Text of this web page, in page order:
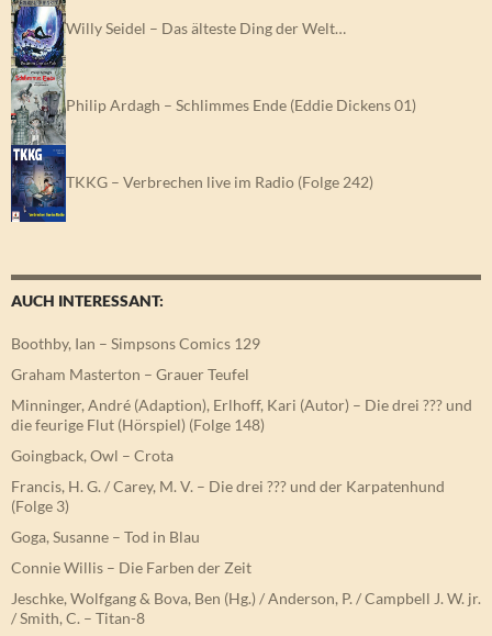
Willy Seidel – Das älteste Ding der Welt…
Philip Ardagh – Schlimmes Ende (Eddie Dickens 01)
TKKG – Verbrechen live im Radio (Folge 242)
AUCH INTERESSANT:
Boothby, Ian – Simpsons Comics 129
Graham Masterton – Grauer Teufel
Minninger, André (Adaption), Erlhoff, Kari (Autor) – Die drei ??? und
die feurige Flut (Hörspiel) (Folge 148)
Goingback, Owl – Crota
Francis, H. G. / Carey, M. V. – Die drei ??? und der Karpatenhund
(Folge 3)
Goga, Susanne – Tod in Blau
Connie Willis – Die Farben der Zeit
Jeschke, Wolfgang & Bova, Ben (Hg.) / Anderson, P. / Campbell J. W. jr.
/ Smith, C. – Titan-8